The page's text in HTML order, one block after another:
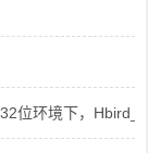
位环境下，